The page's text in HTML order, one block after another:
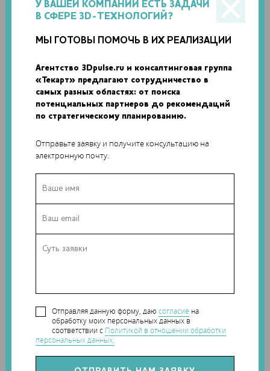
У ВАШЕЙ КОМПАНИИ ЕСТЬ ЗАДАЧИ
В СФЕРЕ 3D-ТЕХНОЛОГИЙ?
МЫ ГОТОВЫ ПОМОЧЬ В ИХ РЕАЛИЗАЦИИ
Агентство 3Dpulse.ru и консалтинговая группа
«Текарт» предлагают сотрудничество в
самых разных областях: от поиска
потенциальных партнеров до рекомендаций
по стратегическому планированию.
Отправьте заявку и получите консультацию на
электронную почту.
Отправляя данную форму, даюсогласие на
обработку моих персональных данных в
соответствии с Политикой в отношении обработки
персональных данных.
SKYRORA ИСПЫТЫВАЕТ НАПЕЧАТАННЫЙ НА 3D-
ЭКОЛОГИЧНОМ ТОПЛИВЕ
Компания Skyrora Ltd из Великобритании успешно
испытала напечатанный на 3D-принтере ракетный
двигатель, работающий на экологичном...
космос
FABRISONIC РАЗМЕСТИЛА ДАТЧИКИ ВНУТРИ
РАКЕТНОГО ТОПЛИВОПРОВОДА С ПОМОЩЬЮ
16 декабря 2019